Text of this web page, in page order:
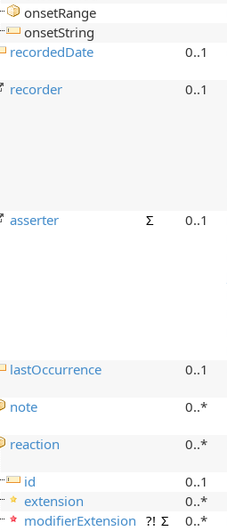
onsetRange
onsetString
recordedDate
0..1
recorder
0..1
asserter Σ 0..1
lastOccurrence 0..1
note
0..*
reaction
0..*
id
0..1
extension
0..*
modifierExtension
?! Σ 0..*